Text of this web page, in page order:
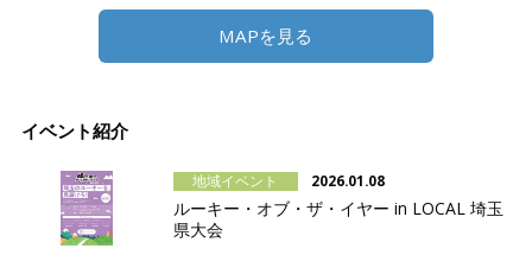
MAPを見る
イベント紹介
地域イベント 2026.01.08
ルーキー・オブ・ザ・イヤー in LOCAL 埼玉
県大会